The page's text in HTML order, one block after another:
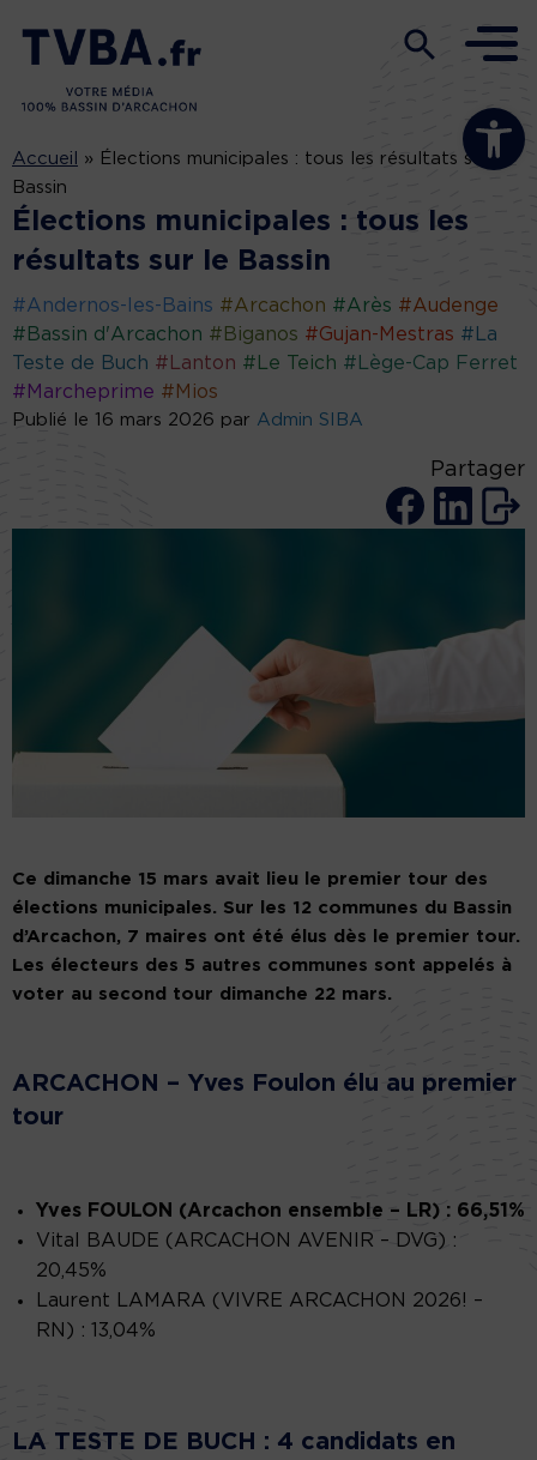
Ouvrir la
Accueil » Élections municipales : tous les résultats sur le
Bassin
Élections municipales : tous les
résultats sur le Bassin
#Andernos-les-Bains #Arcachon #Arès #Audenge
#Bassin d'Arcachon #Biganos #Gujan-Mestras #La
Teste de Buch #Lanton #Le Teich #Lège-Cap Ferret
#Marcheprime #Mios
Publié le 16 mars 2026 par Admin SIBA
Partager
Ce dimanche 15 mars avait lieu le premier tour des
élections municipales. Sur les 12 communes du Bassin
d’Arcachon, 7 maires ont été élus dès le premier tour.
Les électeurs des 5 autres communes sont appelés à
voter au second tour dimanche 22 mars.
ARCACHON – Yves Foulon élu au premier
tour
Yves FOULON (Arcachon ensemble – LR) : 66,51%
Vital BAUDE (ARCACHON AVENIR – DVG) :
20,45%
Laurent LAMARA (VIVRE ARCACHON 2026! –
RN) : 13,04%
LA TESTE DE BUCH : 4 candidats en